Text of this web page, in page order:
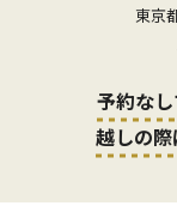
東京
予約な
越しの